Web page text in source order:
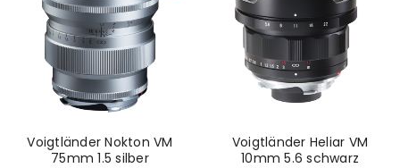
Voigtländer Nokton VM
75mm 1.5 silber
Voigtländer Heliar VM
10mm 5.6 schwarz